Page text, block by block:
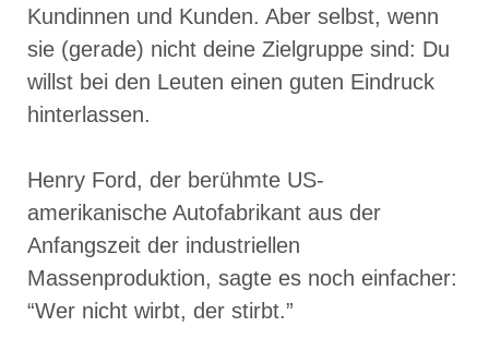
Kundinnen und Kunden. Aber selbst, wenn
sie (gerade) nicht deine Zielgruppe sind: Du
willst bei den Leuten einen guten Eindruck
hinterlassen.
Henry Ford, der berühmte US-
amerikanische Autofabrikant aus der
Anfangszeit der industriellen
Massenproduktion, sagte es noch einfacher:
“Wer nicht wirbt, der stirbt.”